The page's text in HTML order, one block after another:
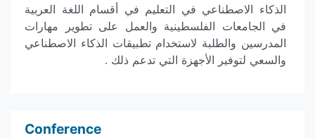
الذكاء الاصطناعي في التعليم في أقسام اللغة العربية
في الجامعات الفلسطينية والعمل على تطوير مهارات
المدرسين والطلبة لاستخدام تطبيقات الذكاء الاصطناعي
والسعي لتوفير الأجهزة التي تدعم ذلك .
Conference